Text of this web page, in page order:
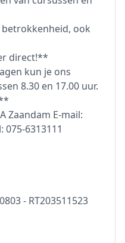
ook
direct!**
kun je ons
8.30 en 17.00 uur.
Zaandam E-mail:
6313111
- RT203511523